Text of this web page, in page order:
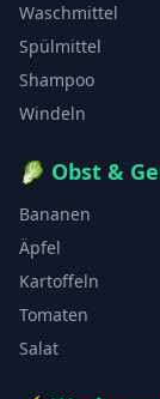
Waschmittel
Spülmittel
Shampoo
Windeln
🥬 Obst &
Bananen
Äpfel
Kartoffeln
Tomaten
Salat